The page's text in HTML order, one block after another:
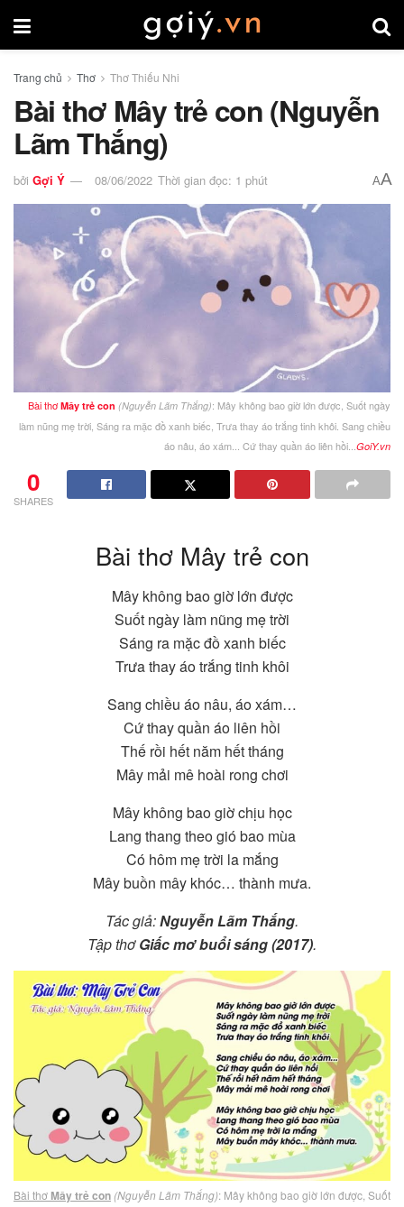
Trang chủ Thơ Thơ Thiếu Nhi
Bài thơ Mây trẻ con (Nguyễn
Lãm Thắng)
bởi Gợi Ý 08/06/2022 Thời gian đọc: 1 phút AA
Bài thơMây trẻ con (Nguyễn Lãm Thắng): Mây không bao giờ lớn được, Suốt ngày
làm nũng mẹ trời, Sáng ra mặc đồ xanh biếc, Trưa thay áo trắng tinh khôi. Sang chiều
áo nâu, áo xám... Cứ thay quần áo liên hồi... GoiY.vn
0
SHARES
Bài thơ Mây trẻ con
Mây không bao giờ lớn được
Suốt ngày làm nũng mẹ trời
Sáng ra mặc đồ xanh biếc
Trưa thay áo trắng tinh khôi
Sang chiều áo nâu, áo xám…
Cứ thay quần áo liên hồi
Thế rồi hết năm hết tháng
Mây mải mê hoài rong chơi
Mây không bao giờ chịu học
Lang thang theo gió bao mùa
Có hôm mẹ trời la mắng
Mây buồn mây khóc… thành mưa.
Tác giả:Nguyễn Lãm Thắng.
Tập thơGiấc mơ buổi sáng (2017).
Bài thơ Mây trẻ con (Nguyễn Lãm Thắng): Mây không bao giờ lớn được, Suốt